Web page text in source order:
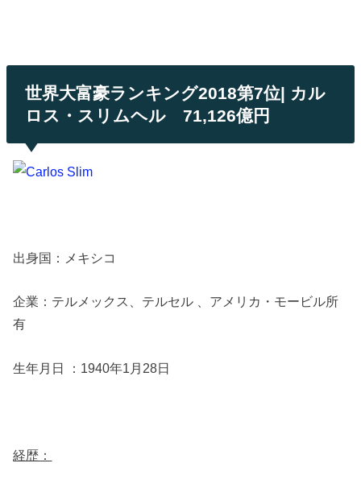
世界大富豪ランキング2018第7位| カル
ロス・スリムヘル 71,126億円
出身国：メキシコ
企業：テルメックス、テルセル 、アメリカ・モービル所
有
生年月日 ：1940年1月28日
経歴：